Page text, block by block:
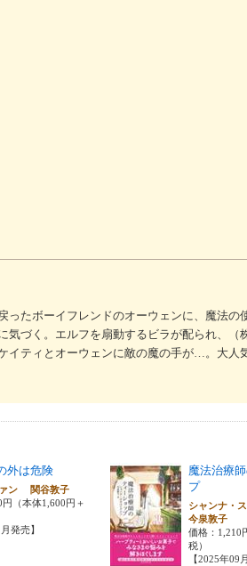
たボーイフレンドのオーウェンに、魔法の
づく。エルフを扇動するビラが配られ、（
イティとオーウェンに敵の魔の手が…。大人
外は危険
ァン 関谷敦子
（本体1,600円＋
発売】
魔法治療
プ
シャンナ・
今泉敦子
価格：1,210
税）
【2025年09